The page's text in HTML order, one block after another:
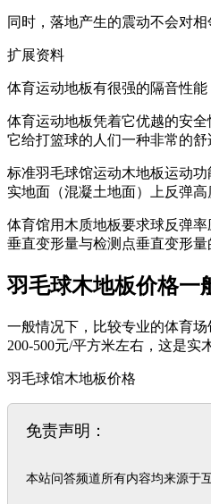
同时，落地产生的震动不会对
扩展资料
体育运动地板有很强的隔音性
体育运动地板凭着它优越的安
它给打篮球的人们一种非常的舒
标准羽毛球馆运动木地板运动
实地面（混凝土地面）上反弹高
体育馆用木质地板要求球反弹
垂直变形量与检测点垂直变形量
羽毛球木地板价格一
一般情况下，比较专业的体育
200-500元/平方米左右，这是
羽毛球馆木地板价格
免责声明：
本站问答频道所有内容均来源于